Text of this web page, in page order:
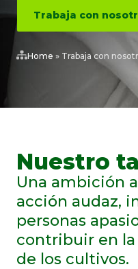
Trabaja con
Home » Trabaja con
Nuestro
Una ambición
acción audaz,
personas
contribuir en la
de los cultivos.